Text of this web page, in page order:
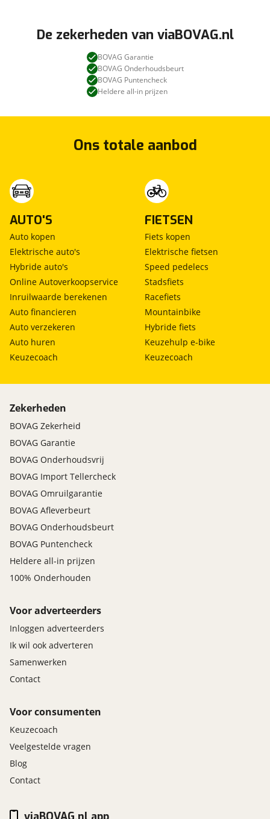
De zekerheden van viaBOVAG.nl
BOVAG Garantie
BOVAG Onderhoudsbeurt
BOVAG Puntencheck
Heldere all-in prijzen
Ons totale aanbod
AUTO'S
Auto kopen
Elektrische auto's
Hybride auto's
Online Autoverkoopservice
Inruilwaarde berekenen
Auto financieren
Auto verzekeren
Auto huren
Keuzecoach
FIETSEN
Fiets kopen
Elektrische fietsen
Speed pedelecs
Stadsfiets
Racefiets
Mountainbike
Hybride fiets
Keuzehulp e-bike
Keuzecoach
Zekerheden
BOVAG Zekerheid
BOVAG Garantie
BOVAG Onderhoudsvrij
BOVAG Import Tellercheck
BOVAG Omruilgarantie
BOVAG Afleverbeurt
BOVAG Onderhoudsbeurt
BOVAG Puntencheck
Heldere all-in prijzen
100% Onderhouden
Voor adverteerders
Inloggen adverteerders
Ik wil ook adverteren
Samenwerken
Contact
Voor consumenten
Keuzecoach
Veelgestelde vragen
Blog
Contact